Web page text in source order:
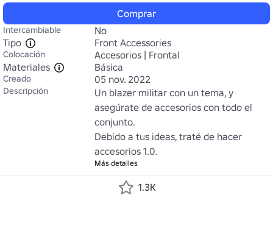
Comprar
Intercambiable
No
Tipo
Front Accessories
Colocación
Accesorios | Frontal
Materiales
Básica
Creado 05 nov. 2022
Descripción
Un blazer militar con un tema, y
asegúrate de accesorios con todo el
conjunto.
Debido a tus ideas, traté de hacer
accesorios 1.0.
Más detalles
1.3K